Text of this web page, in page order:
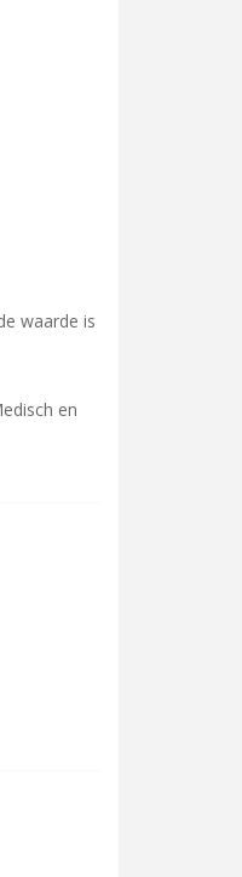
waarde is
en